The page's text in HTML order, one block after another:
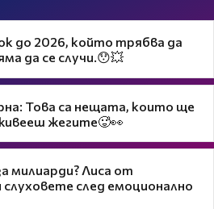
до 2026, който трябва да
да се случи.😯💥
Това са нещата, които ще
жегите🥵👀
милиарди? Лиса от
слуховете след емоционално